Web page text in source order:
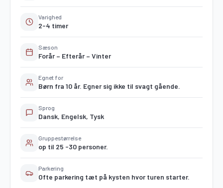
Varighed
2-4 timer
Sæson
Forår – Efterår – Vinter
Egnet for
Børn fra 10 år. Egner sig ikke til svagt gående.
Sprog
Dansk, Engelsk, Tysk
Gruppestørrelse
op til 25 -30 personer.
Parkering
Ofte parkering tæt på kysten hvor turen starter.